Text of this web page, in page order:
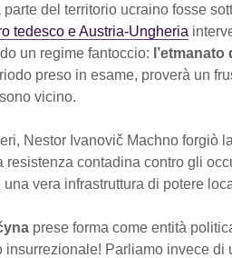
del territorio ucraino fosse
tedesco e Austria-Ungheria
un regime fantoccio: l’etmanato
preso in esame, proverà un
vicino.
Nestor Ivanovič Machno forgiò
contadina contro gli
vera infrastruttura di potere
prese forma come entità
Parliamo invece di